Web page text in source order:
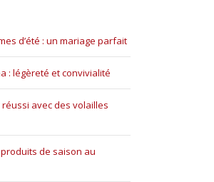
d’été : un mariage parfait
: légèreté et convivialité
avec des volailles
de saison au